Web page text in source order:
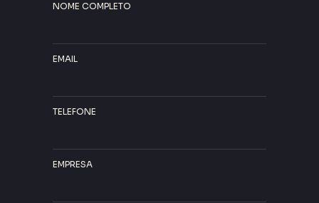
NOME COMPLETO
EMAIL
TELEFONE
EMPRESA